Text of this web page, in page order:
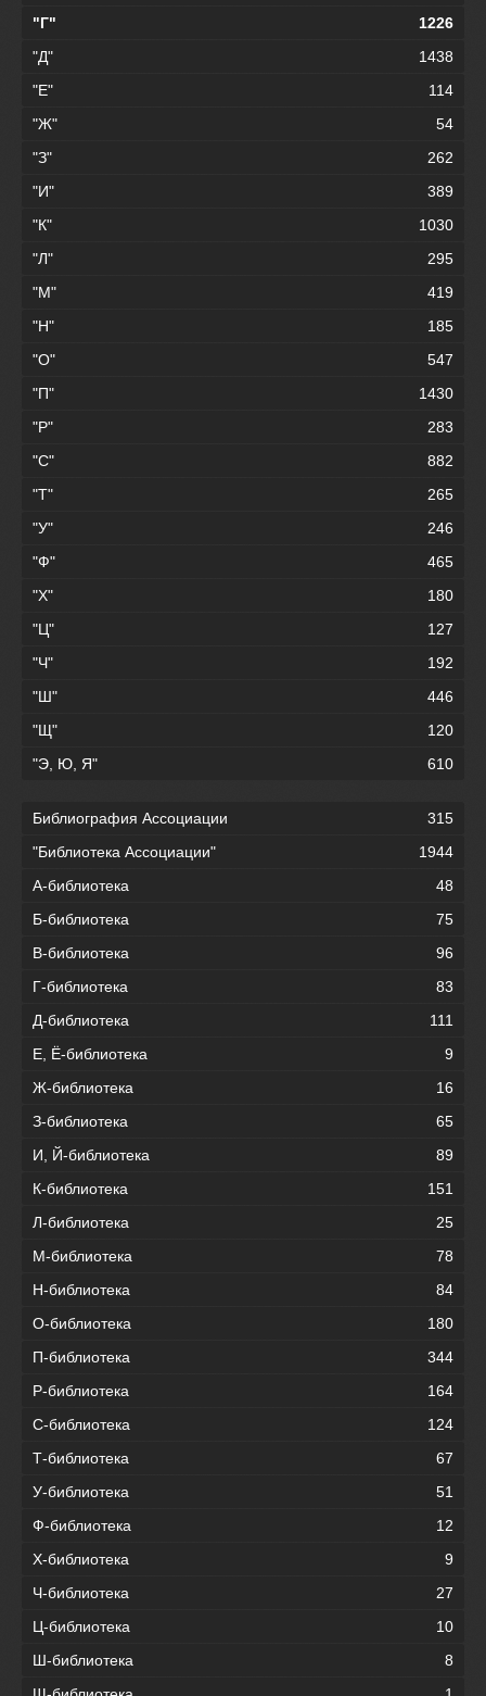
"Г"
1226
"Д"
1438
"Е"
114
"Ж"
54
"З"
262
"И"
389
"К"
1030
"Л"
295
"М"
419
"Н"
185
"О"
547
"П"
1430
"Р"
283
"С"
882
"Т"
265
"У"
246
"Ф"
465
"Х"
180
"Ц"
127
"Ч"
192
"Ш"
446
"Щ"
120
"Э, Ю, Я"
610
Библиография Ассоциации
315
"Библиотека Ассоциации"
1944
А-библиотека
48
Б-библиотека
75
В-библиотека
96
Г-библиотека
83
Д-библиотека
111
Е, Ё-библиотека
9
Ж-библиотека
16
З-библиотека
65
И, Й-библиотека
89
К-библиотека
151
Л-библиотека
25
М-библиотека
78
Н-библиотека
84
О-библиотека
180
П-библиотека
344
Р-библиотека
164
С-библиотека
124
Т-библиотека
67
У-библиотека
51
Ф-библиотека
12
Х-библиотека
9
Ч-библиотека
27
Ц-библиотека
10
Ш-библиотека
8